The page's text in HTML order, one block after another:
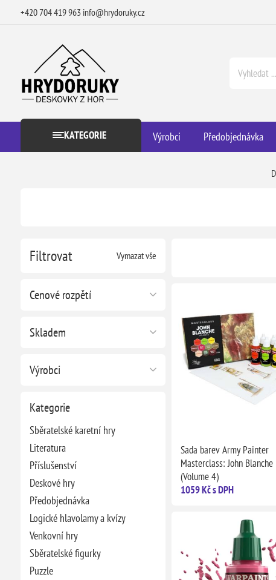
+420 704 419 963 info@hrydoruky.cz
KATEGORIE Výrobci Předobjednávka
Filtrovat Vymazat vše
Cenové rozpětí
Skladem
Výrobci
Kategorie
Sběratelské karetní hry
Literatura
Příslušenství
Deskové hry
Předobjednávka
Logické hlavolamy a kvízy
Venkovní hry
Sběratelské figurky
Puzzle
Sada barev Army Painter
Masterclass: John
(Volume 4)
1059 Kč s DPH